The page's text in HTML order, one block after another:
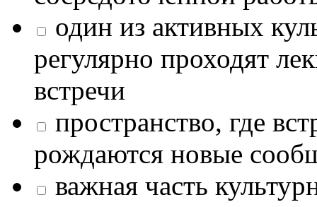
один из активных
регулярно проходят
встречи
пространство, где
рождаются новые
важная часть